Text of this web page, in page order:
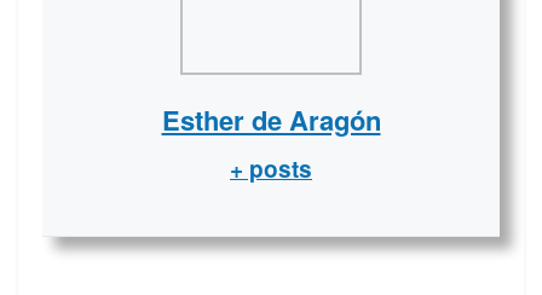
Esther de Aragón
+ posts